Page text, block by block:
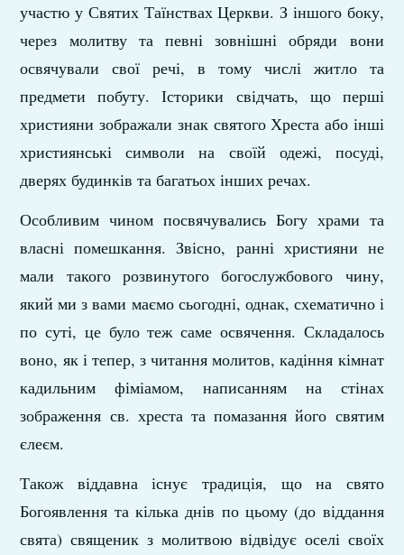
участю у Святих Таїнствах Церкви. З іншого боку,
через молитву та певні зовнішні обряди вони
освячували свої речі, в тому числі житло та
предмети побуту. Історики свідчать, що перші
християни зображали знак святого Хреста або інші
християнські символи на своїй одежі, посуді,
дверях будинків та багатьох інших речах.
Особливим чином посвячувались Богу храми та
власні помешкання. Звісно, ранні християни не
мали такого розвинутого богослужбового чину,
який ми з вами маємо сьогодні, однак, схематично і
по суті, це було теж саме освячення. Складалось
воно, як і тепер, з читання молитов, кадіння кімнат
кадильним фіміамом, написанням на стінах
зображення св. хреста та помазання його святим
єлеєм.
Також віддавна існує традиція, що на свято
Богоявлення та кілька днів по цьому (до віддання
свята) священик з молитвою відвідує оселі своїх